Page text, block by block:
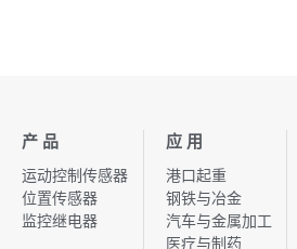
产 品
运动控制传感器
位置传感器
监控继电器
应 用
港口起重
钢铁与冶金
汽车与金属加工
医疗与制药